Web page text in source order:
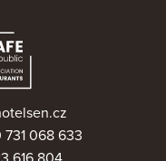
731 068 633
616 804